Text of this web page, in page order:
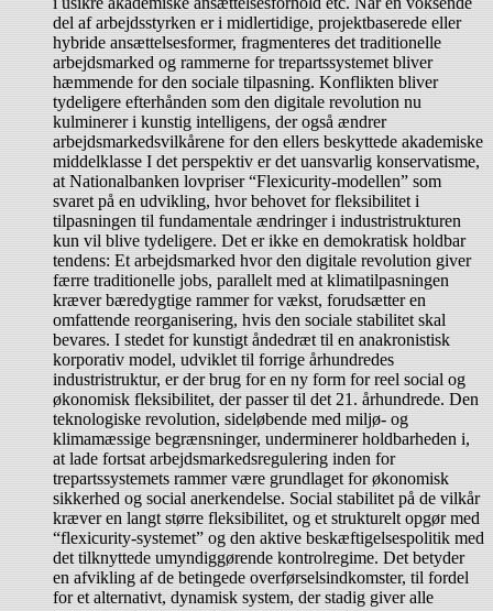
del af arbejdsstyrken er i midlertidige, projektbaserede eller
hybride ansættelsesformer, fragmenteres det traditionelle
arbejdsmarked og rammerne for trepartssystemet bliver
hæmmende for den sociale tilpasning. Konflikten bliver
tydeligere efterhånden som den digitale revolution nu
kulminerer i kunstig intelligens, der også ændrer
arbejdsmarkedsvilkårene for den ellers beskyttede akademiske
middelklasse I det perspektiv er det uansvarlig konservatisme,
at Nationalbanken lovpriser “Flexicurity-modellen” som
svaret på en udvikling, hvor behovet for fleksibilitet i
tilpasningen til fundamentale ændringer i industristrukturen
kun vil blive tydeligere. Det er ikke en demokratisk holdbar
tendens: Et arbejdsmarked hvor den digitale revolution giver
færre traditionelle jobs, parallelt med at klimatilpasningen
kræver bæredygtige rammer for vækst, forudsætter en
omfattende reorganisering, hvis den sociale stabilitet skal
bevares. I stedet for kunstigt åndedræt til en anakronistisk
korporativ model, udviklet til forrige århundredes
industristruktur, er der brug for en ny form for reel social og
økonomisk fleksibilitet, der passer til det 21. århundrede. Den
teknologiske revolution, sideløbende med miljø- og
klimamæssige begrænsninger, underminerer holdbarheden i,
at lade fortsat arbejdsmarkedsregulering inden for
trepartssystemets rammer være grundlaget for økonomisk
sikkerhed og social anerkendelse. Social stabilitet på de vilkår
kræver en langt større fleksibilitet, og et strukturelt opgør med
“flexicurity-systemet” og den aktive beskæftigelsespolitik med
det tilknyttede umyndiggørende kontrolregime. Det betyder
en afvikling af de betingede overførselsindkomster, til fordel
for et alternativt, dynamisk system, der stadig giver alle